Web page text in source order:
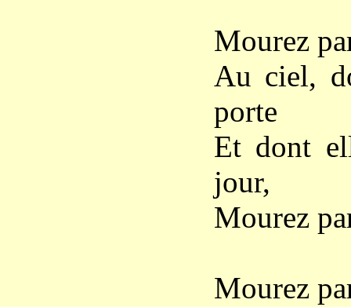
Mourez
Au ciel,
porte
Et dont
jour,
Mourez
Mourez